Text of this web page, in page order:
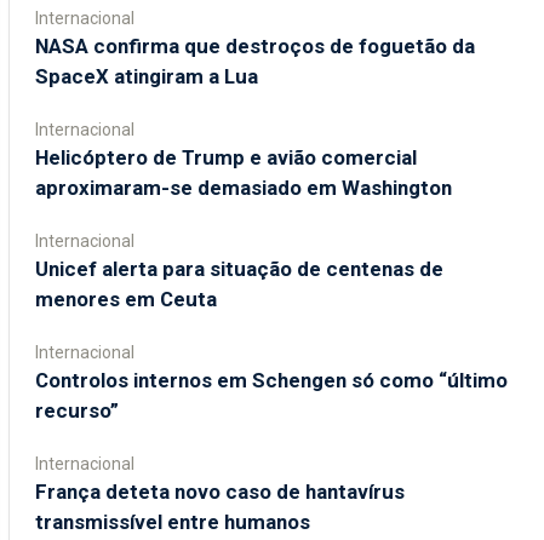
Internacional
NASA confirma que destroços de foguetão da
SpaceX atingiram a Lua
Internacional
Helicóptero de Trump e avião comercial
aproximaram-se demasiado em Washington
Internacional
Unicef alerta para situação de centenas de
menores em Ceuta
Internacional
Controlos internos em Schengen só como “último
recurso”
Internacional
França deteta novo caso de hantavírus
transmissível entre humanos